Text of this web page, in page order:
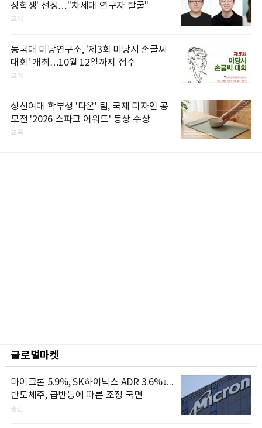
장학생' 선정…"차세대 연구자 발굴"
교육
동국대 미당연구소, '제3회 미당시 손글씨
대회' 개최…10월 12일까지 접수
교육
성신여대 학부생 '다온' 팀, 국제 디자인 공
모전 '2026 스파크 어워드' 동상 수상
교육
글로벌마켓
마이크론 5.9%, SK하이닉스 ADR 3.6%↓...
반도체주, 급반등에 따른 조정 국면
증권